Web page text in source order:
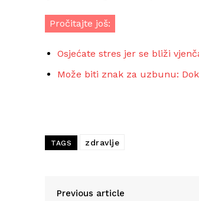
Pročitajte još:
Osjećate stres jer se bliži
Može biti znak za uzbunu:
TAGS zdravlje
Previous article